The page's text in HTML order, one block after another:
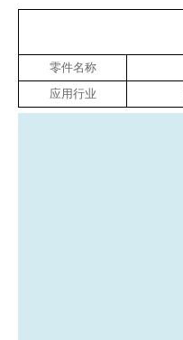
零件名称
应用行业